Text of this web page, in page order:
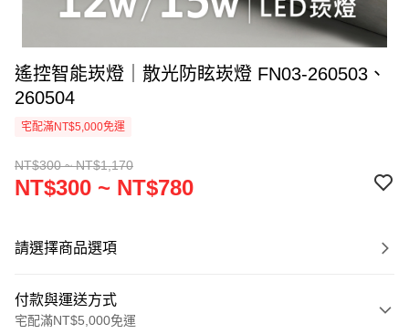
遙控智能崁燈｜散光防眩崁燈 FN03-260503、
260504
宅配滿NT$5,000免運
NT$300 ~ NT$1,170
NT$300 ~ NT$780
請選擇商品選項
付款與運送方式
宅配滿NT$5,000免運